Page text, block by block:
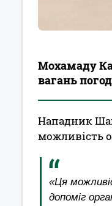
Мохамаду
вагань
Нападник
можливість
«Ця
допоміг